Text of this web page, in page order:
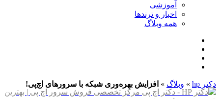
آموزشی
اخبار و ترندها
همه وبلاگ
دکتر hp » وبلاگ » افزایش بهره‌وری شبکه‌ با سرورهای اچ‌پی!